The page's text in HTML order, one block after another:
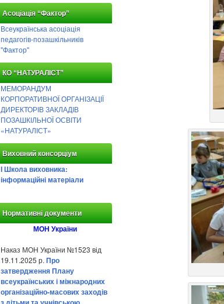
Асоціація “Фактор”
Всеукраїнська асоціація
педагогів-позашкільників
"Фактор"
КО “НАТУРАЛІСТ”
МЕМОРАНДУМ
КОРПОРАТИВНОЇ ОРГАНІЗАЦІЇ
ДИРЕКТОРІВ ЗАКЛАДІВ
ПОЗАШКІЛЬНОЇ ОСВІТИ
«НАТУРАЛІСТ»
Виховний консорціум
І Школа виховника:
інформаційні матеріали
Нормативні документи
МОН України
Наказ МОН України №1523 від
19.11.2025 р. Про
затвердження Плану
всеукраїнських і міжнародних
організаційно-масових заходів